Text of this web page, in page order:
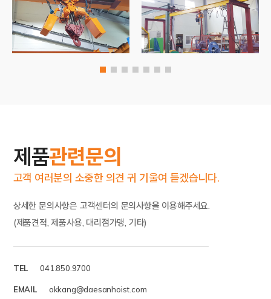
제품관련문의
고객 여러분의 소중한 의견 귀 기울여 듣겠습니다.
상세한 문의사항은 고객센터의 문의사항을 이용해주세요.
(제품견적, 제품사용, 대리점가맹, 기타)
TEL 041.850.9700
EMAIL okkang@daesanhoist.com